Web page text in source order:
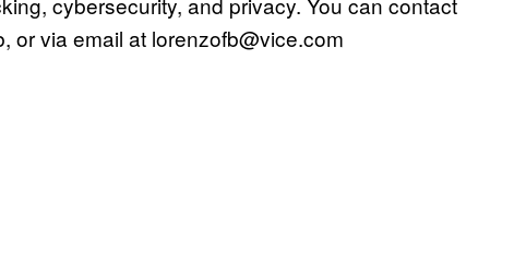
or via email at lorenzofb@vice.com